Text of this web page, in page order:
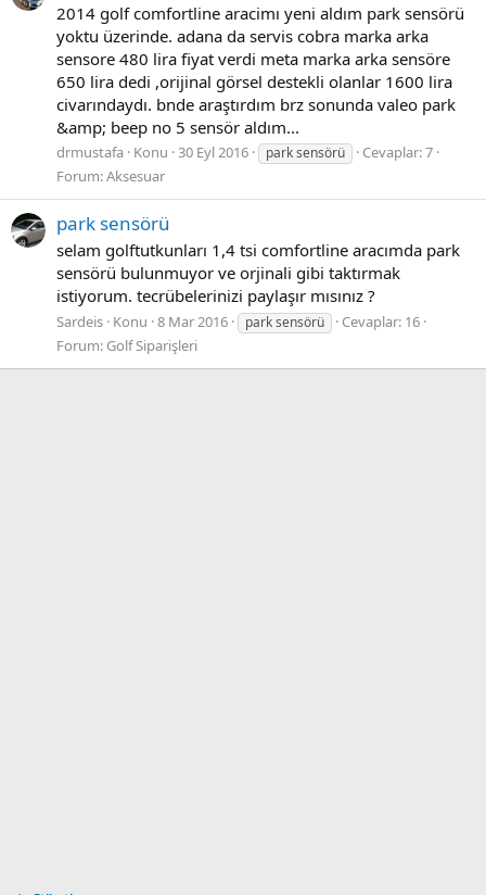
2014 golf comfortline aracimı yeni aldım park sensörü
yoktu üzerinde. adana da servis cobra marka arka
sensore 480 lira fiyat verdi meta marka arka sensöre
650 lira dedi ,orijinal görsel destekli olanlar 1600 lira
civarındaydı. bnde araştırdım brz sonunda valeo park
&amp; beep no 5 sensör aldım...
drmustafa Konu 30 Eyl 2016 park sensörü
Cevaplar: 7
Forum:Aksesuar
park sensörü
selam golftutkunları 1,4 tsi comfortline aracımda park
sensörü bulunmuyor ve orjinali gibi taktırmak
istiyorum. tecrübelerinizi paylaşır mısınız ?
Sardeis Konu 8 Mar 2016 park sensörü
Cevaplar: 16
Forum: Golf Siparişleri